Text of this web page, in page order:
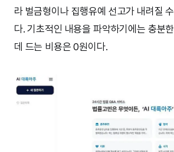
라 벌금형이나 집행유예 선고가 내려질
다. 기초적인 내용을 파악하기에는 충분
데 드는 비용은 0원이다.